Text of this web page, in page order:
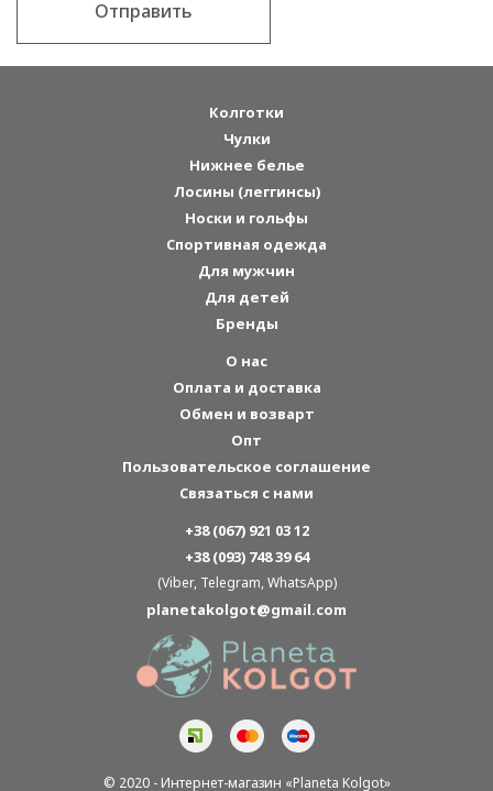
Отправить
© 2020 - Интернет-магазин «Planeta Kolgot»
Колготки
Чулки
Нижнее белье
Лосины (леггинсы)
Носки и гольфы
Спортивная одежда
Для мужчин
Для детей
Бренды
О нас
Оплата и доставка
Обмен и возварт
Опт
Пользовательское соглашение
Связаться с нами
+38 (067) 921 03 12
+38 (093) 748 39 64
(Viber, Telegram, WhatsApp)
planetakolgot@gmail.com